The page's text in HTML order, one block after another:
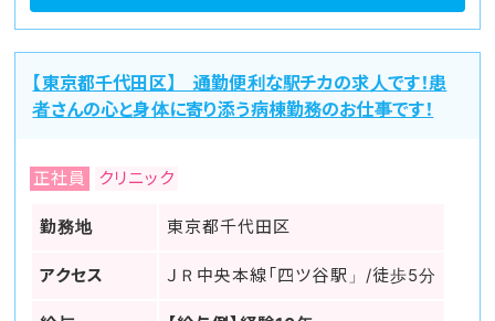
【東京都千代田区】 通勤便利な駅チカの求人です！患
者さんの心と身体に寄り添う病棟勤務のお仕事です！
正社員 クリニック
勤務地 東京都千代田区
アクセス ＪＲ中央本線「四ツ谷駅」/徒歩5分